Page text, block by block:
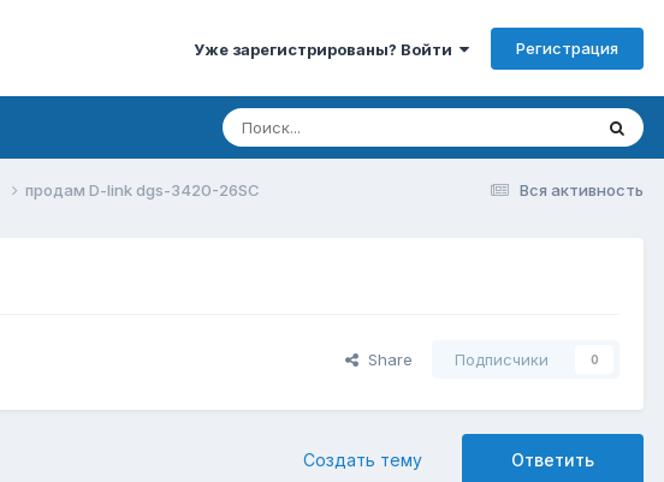
Уже зарегистрированы? Войти Регистрация
Вся активность
продам D-link dgs-3420-26SC
Share Подписчики 0
Ответить
Создать тему